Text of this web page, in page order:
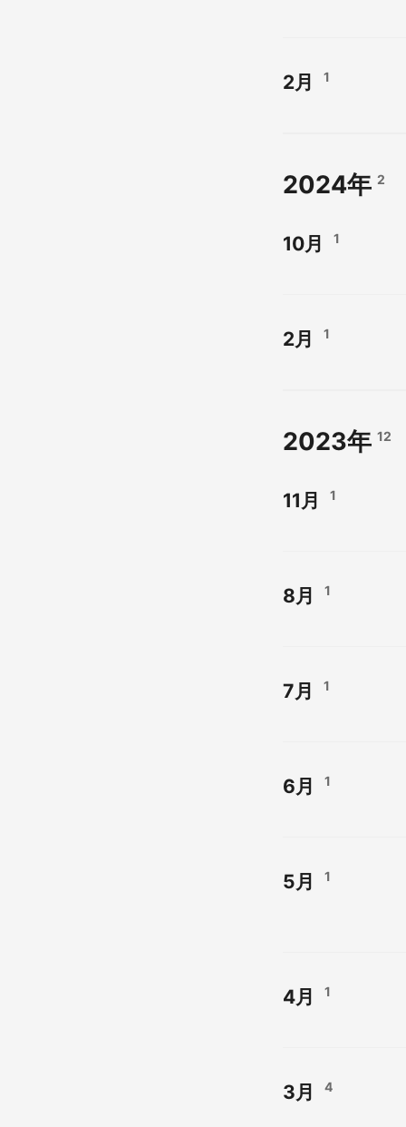
2月 1
2024年 2
10月 1
2月 1
2023年 12
11月 1
8月 1
7月 1
6月 1
5月 1
4月 1
3月 4